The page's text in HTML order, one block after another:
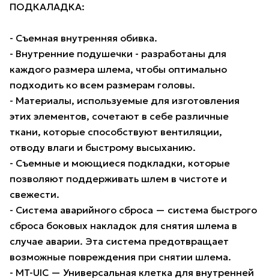
ПОДКАЛАДКА:
- Съемная внутренняя обивка.
- Внутренние подушечки - разработаны для
каждого размера шлема, чтобы оптимально
подходить ко всем размерам головы.
- Материалы, используемые для изготовления
этих элементов, сочетают в себе различные
ткани, которые способствуют вентиляции,
отводу влаги и быстрому высыханию.
- Съемные и моющиеся подкладки, которые
позволяют поддерживать шлем в чистоте и
свежести.
- Система аварийного сброса — система быстрого
сброса боковых накладок для снятия шлема в
случае аварии. Эта система предотвращает
возможные повреждения при снятии шлема.
- MT-UIC — Универсальная клетка для внутренней